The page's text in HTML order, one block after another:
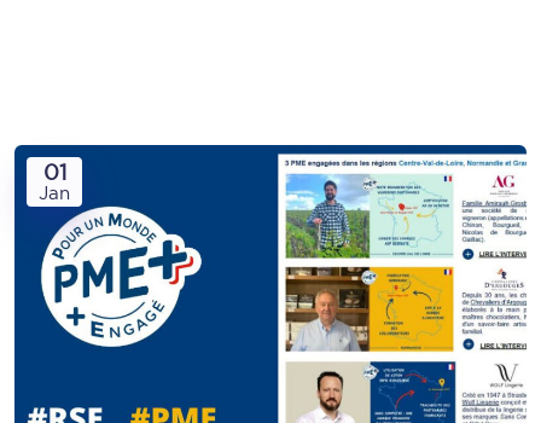
01
Jan